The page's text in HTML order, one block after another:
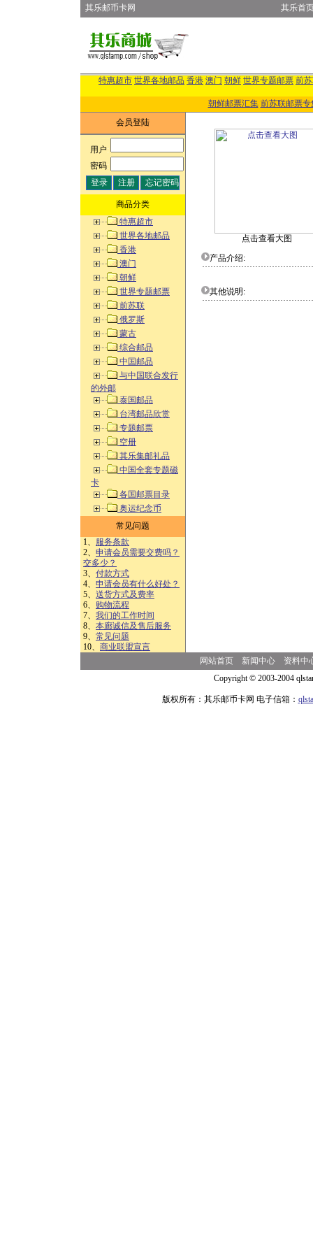
其乐邮币卡网 其乐首
特惠超市 世界各地邮品 香港 澳门 朝鲜 世界专题邮票 前
朝鲜邮票汇集 前苏联邮票专
会员登陆
用户:
密码:
商品分类
特惠超市
世界各地邮品
香港
澳门
朝鲜
世界专题邮票
前苏联
俄罗斯
蒙古
综合邮品
中国邮品
与中国联合发行
的外邮
泰国邮品
台湾邮品欣赏
专题邮票
空册
其乐集邮礼品
中国全套专题磁
卡
各国邮票目录
奥运纪念币
常见问题
1、 服务条款
2、 申请会员需要交费吗？
交多少？
3、 付款方式
4、 申请会员有什么好处？
5、 送货方式及费率
6、 购物流程
7、 我们的工作时间
8、 本廊诚信及售后服务
9、 常见问题
10、 商业联盟宣言
点击查看大图
产品介绍:
其他说明:
网站首页 新闻中心
资料中
Copyright © 2003-2004
版权所有：其乐邮币卡网 电子信箱：